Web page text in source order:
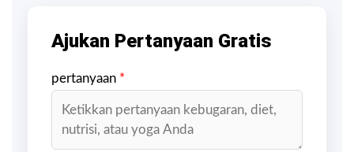
Ajukan Pertanyaan Gratis
pertanyaan *